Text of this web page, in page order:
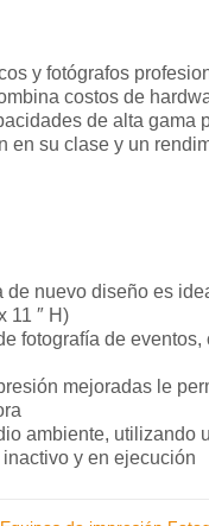
y fotógrafos
costos de
de alta gama
en su clase y un
de nuevo diseño es
11 ″ H)
fotografía de
mejoradas le
ambiente, utilizando
y en ejecución